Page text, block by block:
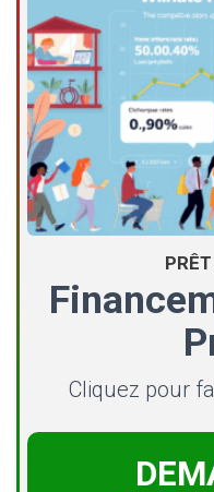
Cliquez pour